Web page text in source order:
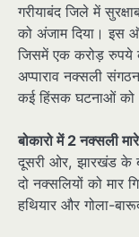
गरीयाबंद जिले में
को अंजाम दिया। इस
जिसमें एक करोड़ रुपये
अप्पाराव नक्सली
कई हिंसक घटनाओं को
बोकारो में 2 नक्सली
दूसरी ओर, झारखंड के
दो नक्सलियों को मार
हथियार और गोला-